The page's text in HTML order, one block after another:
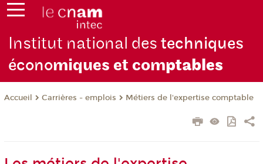
Institut national destechniques
économiques et comptables
Accueil Carrières - emplois Métiers de l'expertise comptable